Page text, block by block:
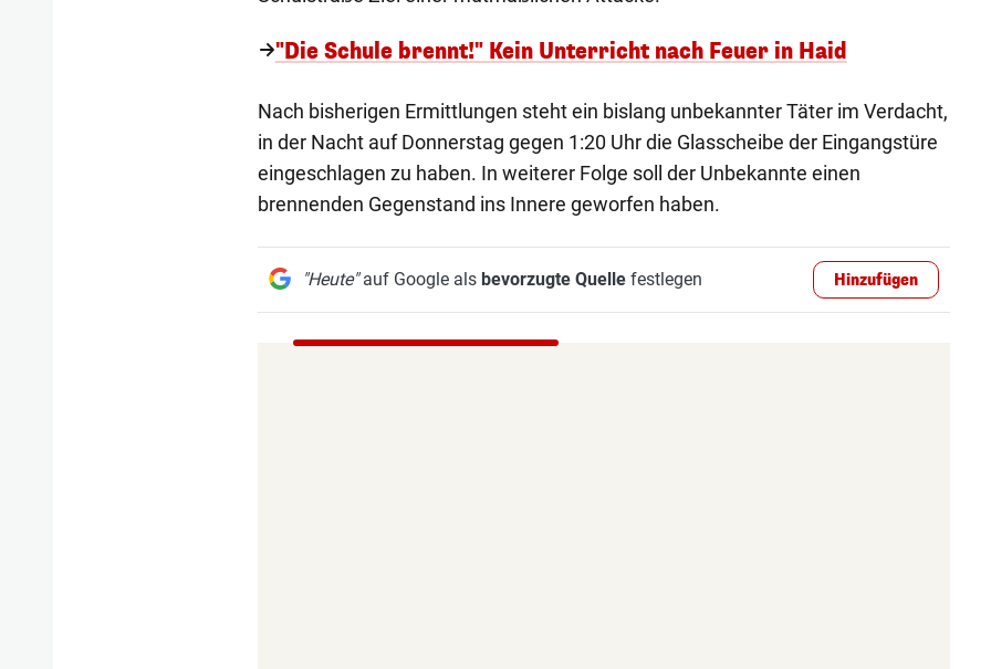
"Die Schule brennt!" Kein Unterricht nach Feuer in Haid
Nach bisherigen Ermittlungen steht ein bislang unbekannter Täter im Verdacht,
in der Nacht auf Donnerstag gegen 1:20 Uhr die Glasscheibe der Eingangstüre
eingeschlagen zu haben. In weiterer Folge soll der Unbekannte einen
brennenden Gegenstand ins Innere geworfen haben.
"Heute"auf Google als bevorzugte Quellefestlegen Hinzufügen